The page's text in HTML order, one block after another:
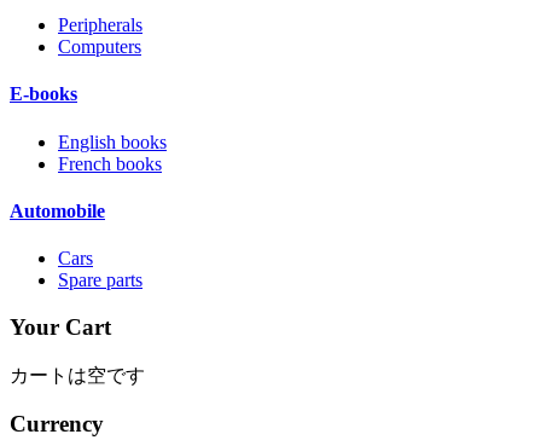
Peripherals
Computers
E-books
English books
French books
Automobile
Cars
Spare parts
Your Cart
カートは空です
Currency